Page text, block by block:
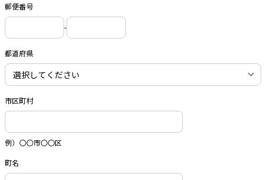
郵便番号
-
都道府県
市区町村
例）〇〇市〇〇区
町名